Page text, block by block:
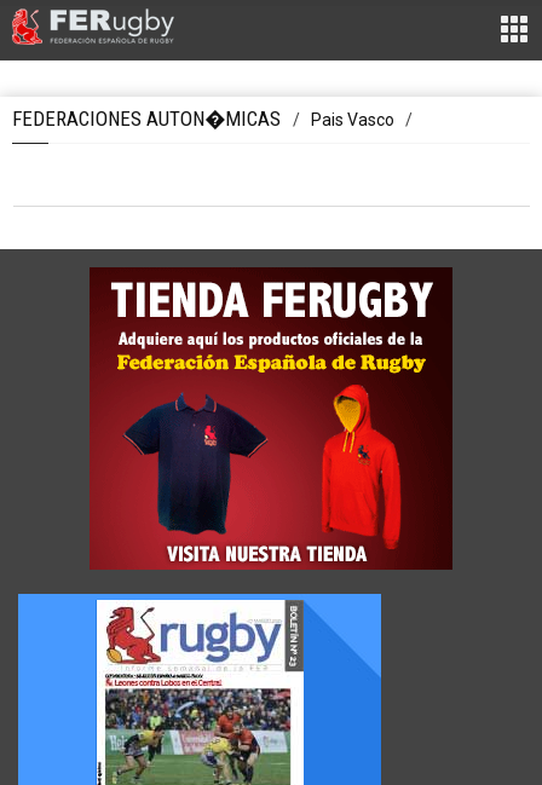
FEDERACIONES AUTON�MICAS / Pais Vasco /